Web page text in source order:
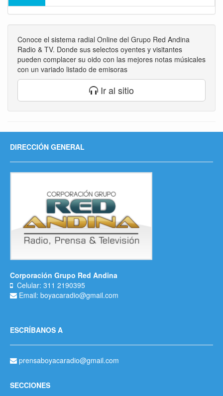
Conoce el sistema radial Online del Grupo Red Andina
Radio & TV. Donde sus selectos oyentes y visitantes
pueden complacer su oido con las mejores notas músicales
con un variado listado de emisoras
Ir al sitio
DIRECCIÓN GENERAL
Corporación Grupo Red Andina
Celular: 311 2190395
Email: boyacaradio@gmail.com
ESCRÍBANOS A
prensaboyacaradio@gmail.com
SECCIONES